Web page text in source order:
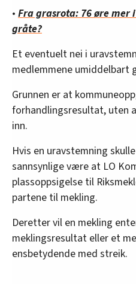
• Fra grasrota: 76 øre mer
gråte?
Et eventuelt nei i
medlemmene umiddelbart
Grunnen er at
forhandlingsresultat, uten
inn.
Hvis en uravstemning
sannsynlige være at LO
plassoppsigelse til
partene til mekling.
Deretter vil en mekling
meklingsresultat eller et
ensbetydende med streik.